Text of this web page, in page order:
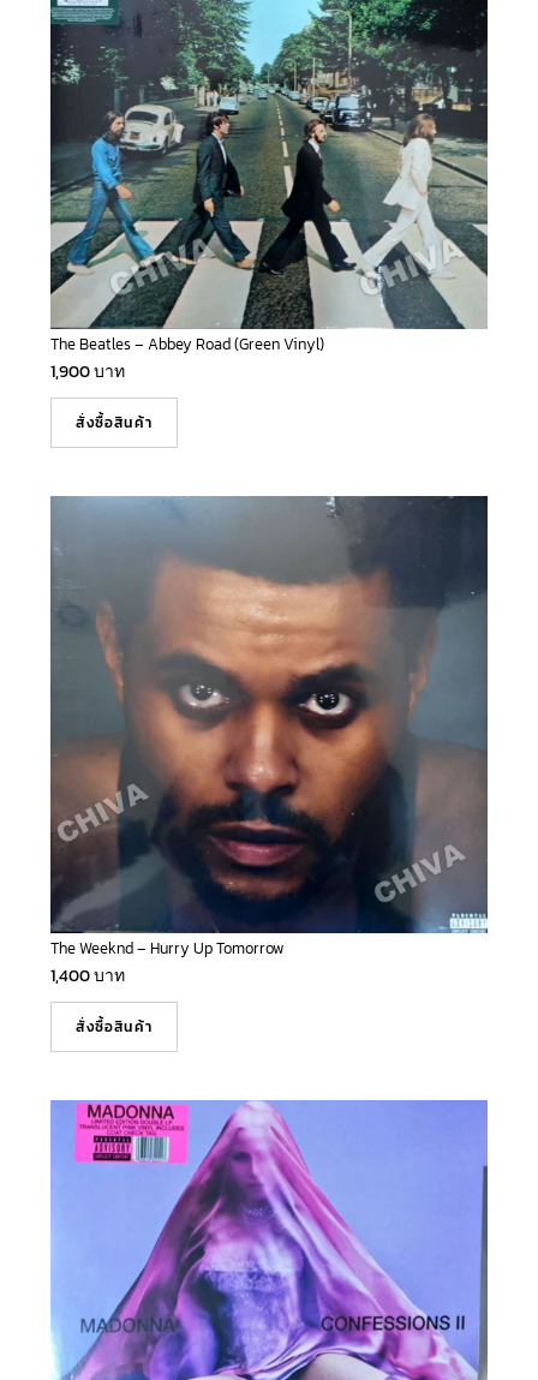
The Beatles – Abbey Road (Green Vinyl)
1,900บาท
สั่งซื้อสินค้า
The Weeknd – Hurry Up Tomorrow
1,400บาท
สั่งซื้อสินค้า